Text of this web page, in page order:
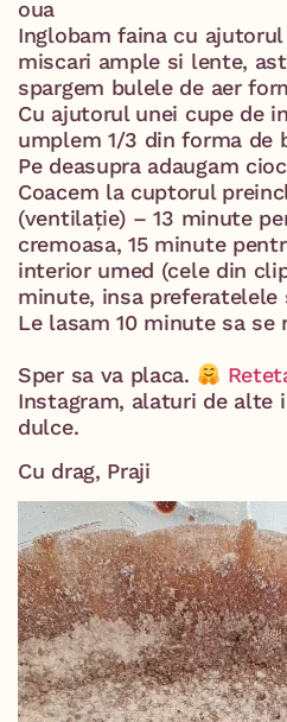
oua⁣
Inglobam faina cu
miscari ample si lente,
spargem bulele de aer
Cu ajutorul unei cupe de
umplem 1/3 din forma de
Pe deasupra adaugam
Coacem la cuptorul
(ventilație) – 13 minute
cremoasa, 15 minute
interior umed (cele din
minute, insa preferatelele
Le lasam 10 minute sa se
Sper sa va placa.
Instagram, alaturi de alte
dulce.
Cu drag, Praji